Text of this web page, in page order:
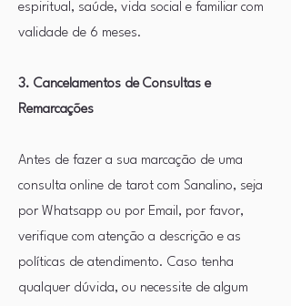
espiritual, saúde, vida social e familiar com
validade de 6 meses.
3. Cancelamentos de Consultas e
Remarcações
Antes de fazer a sua marcação de uma
consulta online de tarot com Sanalino, seja
por Whatsapp ou por Email, por favor,
verifique com atenção a descrição e as
políticas de atendimento. Caso tenha
qualquer dúvida, ou necessite de algum